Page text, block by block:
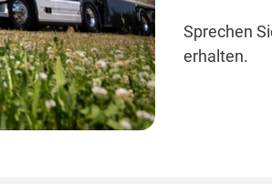
Sprechen
erhalten.